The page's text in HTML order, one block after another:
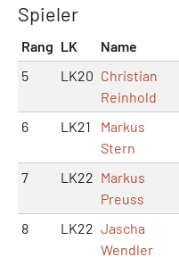
Spieler
Rang LK Name
5
LK20 Christian
Reinhold
6 LK21
Markus
Stern
7 LK22 Markus
Preuss
8 LK22 Jascha
Wendler